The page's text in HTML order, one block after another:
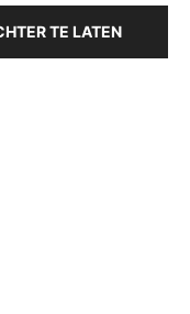
TE LATEN